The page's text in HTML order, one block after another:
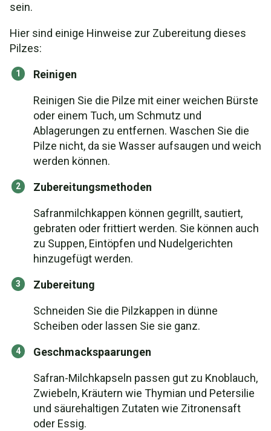
sein.
Hier sind einige Hinweise zur Zubereitung dieses
Pilzes:
Reinigen
Reinigen Sie die Pilze mit einer weichen Bürste
oder einem Tuch, um Schmutz und
Ablagerungen zu entfernen. Waschen Sie die
Pilze nicht, da sie Wasser aufsaugen und weich
werden können.
Zubereitungsmethoden
Safranmilchkappen können gegrillt, sautiert,
gebraten oder frittiert werden. Sie können auch
zu Suppen, Eintöpfen und Nudelgerichten
hinzugefügt werden.
Zubereitung
Schneiden Sie die Pilzkappen in dünne
Scheiben oder lassen Sie sie ganz.
Geschmackspaarungen
Safran-Milchkapseln passen gut zu Knoblauch,
Zwiebeln, Kräutern wie Thymian und Petersilie
und säurehaltigen Zutaten wie Zitronensaft
oder Essig.